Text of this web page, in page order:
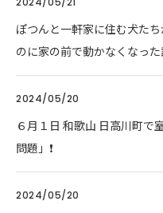
ぽつんと一軒家に住む犬た
のに家の前で動かなくなっ
2024/05/20
６月１日 和歌山 日高川町で
問題」❗
2024/05/20